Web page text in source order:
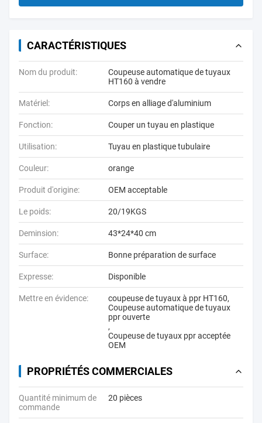
CARACTÉRISTIQUES
Nom du produit:
Coupeuse automatique de tuyaux
HT160 à vendre
Matériel: Corps en alliage d'aluminium
Fonction: Couper un tuyau en plastique
Utilisation: Tuyau en plastique tubulaire
Couleur: orange
Produit d'origine: OEM acceptable
Le poids: 20/19KGS
Deminsion: 43*24*40 cm
Surface: Bonne préparation de surface
Expresse: Disponible
Mettre en évidence: coupeuse de tuyaux à ppr HT160,
Coupeuse automatique de tuyaux
ppr ouverte
,
Coupeuse de tuyaux ppr acceptée
OEM
PROPRIÉTÉS COMMERCIALES
Quantité minimum de
commande
20 pièces